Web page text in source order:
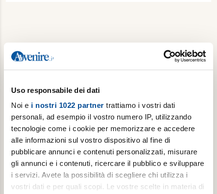
Uso responsabile dei dati
Noi e i nostri 1022 partner trattiamo i vostri dati
personali, ad esempio il vostro numero IP, utilizzando
tecnologie come i cookie per memorizzare e accedere
alle informazioni sul vostro dispositivo al fine di
pubblicare annunci e contenuti personalizzati, misurare
gli annunci e i contenuti, ricercare il pubblico e sviluppare
i servizi. Avete la possibilità di scegliere chi utilizza i
vostri dati e per quali scopi. Le vostre scelte in materia di
Non abbiamo risposto alla tua domanda? Contattaci.